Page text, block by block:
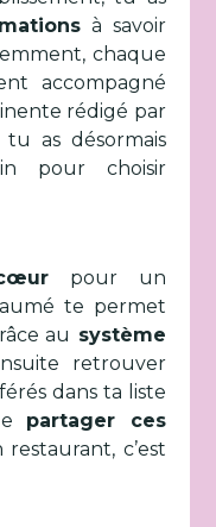
à savoir
chaque
accompagné
rédigé par
as désormais
pour choisir
pour un
te permet
au système
retrouver
dans ta liste
partager ces
restaurant, c’est